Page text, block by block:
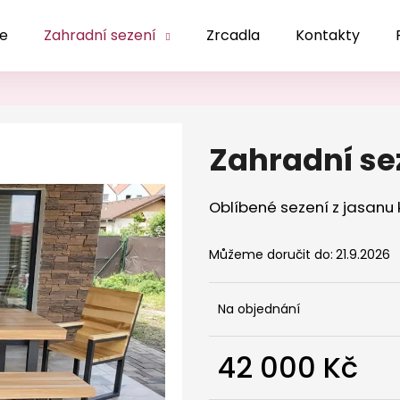
Zahradní sezení Zrcadla Kontakty
Zahradní
Oblíbené sezení z
Můžeme doručit do: 21.9.2026
Na objednání
42 000 Kč
HLEDAT
Doporučujeme